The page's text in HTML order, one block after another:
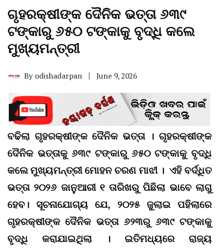
ଗୃହରକ୍ଷୀଙ୍କ ଦୈନିକ ଭତ୍ତା ୬୩୯
ଟଙ୍କାରୁ ୬୫୦ ଟଙ୍କାକୁ ବୃଦ୍ଧି କଲେ
ମୁଖ୍ୟମନ୍ତ୍ରୀ
By odishadarpan June 9, 2026
ବଢିଲା ଗୃହରକ୍ଷୀଙ୍କ ଦୈନିକ ଭତ୍ତା । ଗୃହରକ୍ଷୀଙ୍କ
ଦୈନିକ ଭତ୍ତାକୁ ୬୩୯ ଟଙ୍କାରୁ ୬୫୦ ଟଙ୍କାକୁ ବୃଦ୍ଧି
କଲେ ମୁଖ୍ୟମନ୍ତ୍ରୀ ମୋହନ ଚରଣ ମାଝୀ । ଏହି ବର୍ଦ୍ଧିତ
ଭତ୍ତା ୨୦୨୬ ଜାନୁଆରୀ ୧ ତାରିଖରୁ ପିଛିଲା ଭାବେ ଲାଗୁ
ହେବ। ସୂଚନାଯୋଗ୍ୟ ଯେ, ୨୦୨୫ ଜୁଲାଇ ପହିଲାରେ
ଗୃହରକ୍ଷୀଙ୍କ ଦୈନିକ ଭତ୍ତା ୬୨୩ରୁ ୬୩୯ ଟଙ୍କାକୁ
ବୃଦ୍ଧି କରାଯାଇଥିଲା । ଇତିମଧ୍ୟରେ ରାଜ୍ୟ